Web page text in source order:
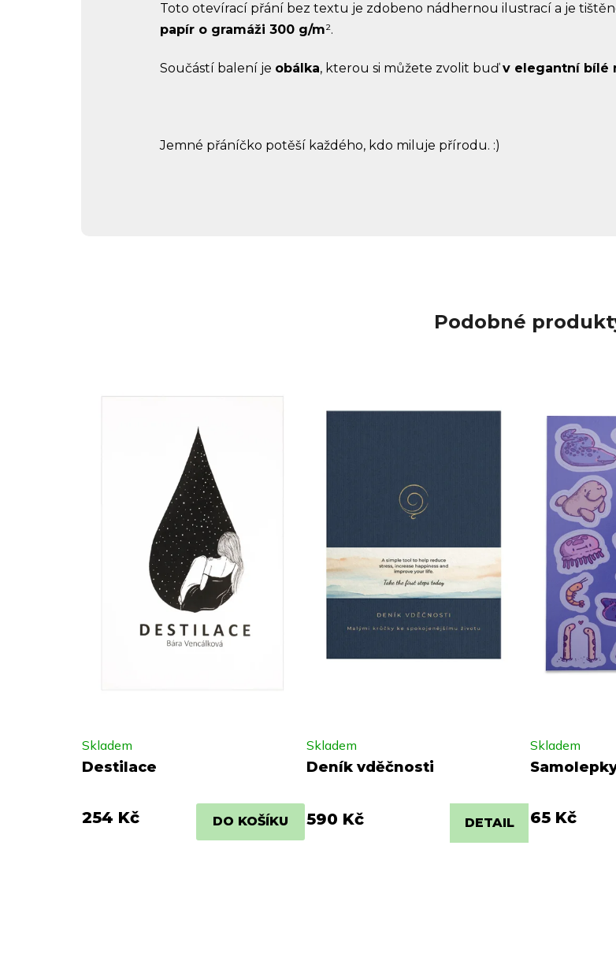
Toto otevírací přání bez textu je zdobeno nádhernou ilustrací a je
papír o gramáži 300 g/m².
Součástí balení je obálka, kterou si můžete zvolit buďv elegantní bílé
Jemné přáníčko potěší každého, kdo miluje přírodu. :)
Podobné
Destilace
Skladem
254 Kč DO KOŠÍKU
Deník vděčnosti
Skladem
590 Kč DETAIL
Skladem
65 Kč